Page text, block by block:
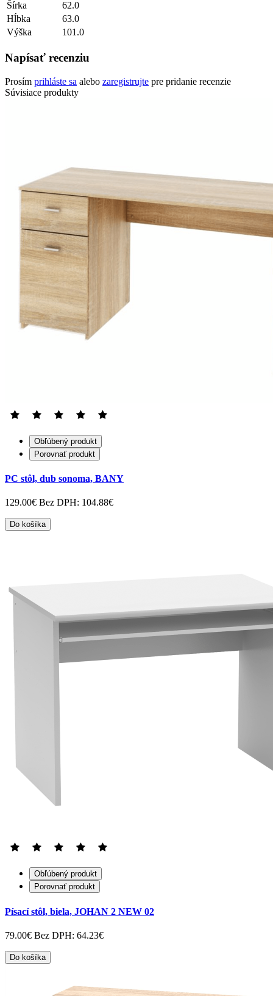
Šírka
62.0
Hĺbka
63.0
Výška
101.0
Napísať recenziu
Prosím prihláste sa alebo zaregistrujte pre pridanie recenzie
Súvisiace produkty
Obľúbený produkt
Porovnať produkt
PC stôl, dub sonoma, BANY
129.00€ Bez DPH: 104.88€
Do košíka
Obľúbený produkt
Porovnať produkt
Písací stôl, biela, JOHAN 2 NEW 02
79.00€ Bez DPH: 64.23€
Do košíka